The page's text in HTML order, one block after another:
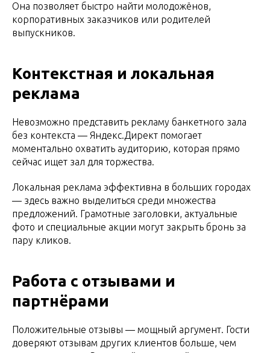
Она позволяет быстро найти молодожёнов,
корпоративных заказчиков или родителей
выпускников.
Контекстная и локальная
реклама
Невозможно представить рекламу банкетного зала
без контекста — Яндекс.Директ помогает
моментально охватить аудиторию, которая прямо
сейчас ищет зал для торжества.
Локальная реклама эффективна в больших городах
— здесь важно выделиться среди множества
предложений. Грамотные заголовки, актуальные
фото и специальные акции могут закрыть бронь за
пару кликов.
Работа с отзывами и
партнёрами
Положительные отзывы — мощный аргумент. Гости
доверяют отзывам других клиентов больше, чем